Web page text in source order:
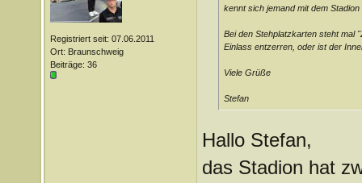
Registriert seit: 07.06.2011
Ort: Braunschweig
Beiträge: 36
kennt sich jemand mit dem
Bei den Stehplatzkarten steht mal
Einlass entzerren, oder ist der
Viele Grüße
Stefan
Hallo Stefan,
das Stadion hat